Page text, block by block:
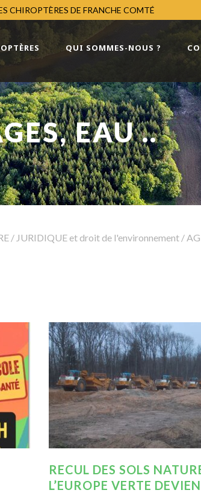
CHIROPTÈRES DE FRANCHE COMTÉ
QUI SOMMES-NOUS ?
EAU ..
/ JURIDIQUE et droit de l'environnement /
RECUL DES SOLS
L’EUROPE VERTE